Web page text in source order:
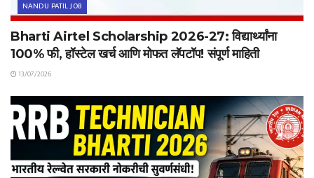
NANDU PATIL JOB
Bharti Airtel Scholarship 2026-27: विद्यार्थ्यांना
100% फी, हॉस्टेल खर्च आणि मोफत लॅपटॉप! संपूर्ण माहिती
13/07/2026